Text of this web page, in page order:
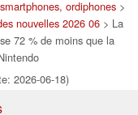
ordiphones >
nouvelles 2026 06 > La
72 % de moins que la
2026-06-18)